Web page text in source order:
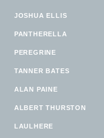
JOSHUA ELLIS
PANTHERELLA
PEREGRINE
TANNER BATES
ALAN PAINE
ALBERT THURSTON
LAULHERE